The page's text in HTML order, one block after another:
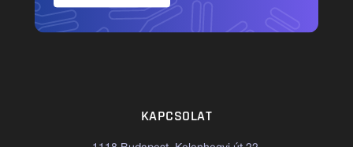
KAPCSOLAT